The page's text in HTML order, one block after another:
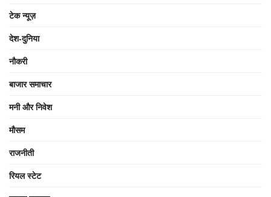
टेक न्यूज़
देश-दुनिया
नौकरी
बाजार समाचार
मनी और निवेश
मौसम
राजनीती
रियल स्टेट